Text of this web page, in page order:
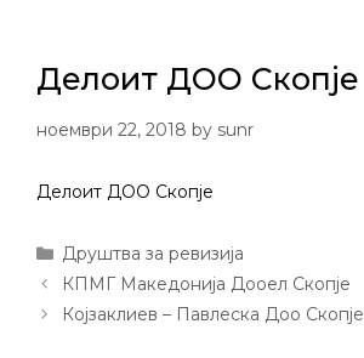
Делоит ДОО Скопје
ноември 22, 2018 by sunr
Делоит ДОО Скопје
Categories
Друштва за ревизија
Post
navigation
КПМГ Македонија Дооел Скопје
Којзаклиев – Павлеска Доо Скопје